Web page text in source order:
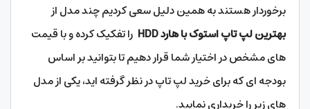
برخوردار هستند به همین دلیل سعی کردیم چند مدل از
بهترین لپ تاپ استوک با هارد HDD
را تفکیک کرده و با قیمت
های مشخص در اختیار شما قرار دهیم تا بتوانید بر اساس
بودجه ای که برای خرید لپ تاپ در نظر گرفته اید، یکی از مدل
های زیر را خریداری نمایید.